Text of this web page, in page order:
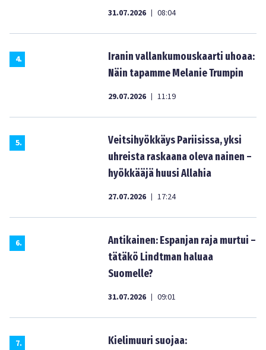
31.07.2026 | 08:04
4.
Iranin vallankumouskaarti uhoaa:
Näin tapamme Melanie Trumpin
29.07.2026 | 11:19
5.
Veitsihyökkäys Pariisissa, yksi
uhreista raskaana oleva nainen –
hyökkääjä huusi Allahia
27.07.2026 | 17:24
6.
Antikainen: Espanjan raja murtui –
tätäkö Lindtman haluaa
Suomelle?
31.07.2026 | 09:01
7.
Kielimuuri suojaa: